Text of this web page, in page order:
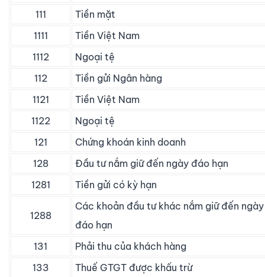
111
Tiền mặt
1111
Tiền Việt Nam
1112
Ngoại tệ
112
Tiền gửi Ngân hàng
1121
Tiền Việt Nam
1122
Ngoại tệ
121
Chứng khoán kinh doanh
128
Đầu tư nắm giữ đến ngày đáo hạn
1281
Tiền gửi có kỳ hạn
1288
Các khoản đầu tư khác nắm giữ đến ngày
đáo hạn
131
Phải thu của khách hàng
133
Thuế GTGT được khấu trừ